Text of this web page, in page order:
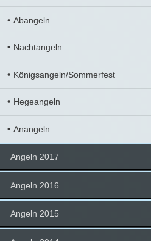
Abangeln
Nachtangeln
Königsangeln/Sommerfest
Hegeangeln
Anangeln
Angeln 2017
Angeln 2016
Angeln 2015